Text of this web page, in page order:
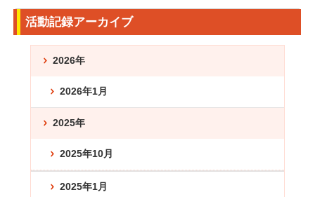
活動記録アーカイブ
2026年
2026年1月
2025年
2025年10月
2025年1月